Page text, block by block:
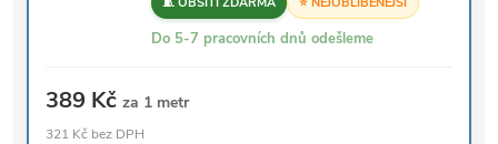
Do 5-7 pracovních dnů odešleme
389 Kč za 1 metr
321 Kč bez DPH